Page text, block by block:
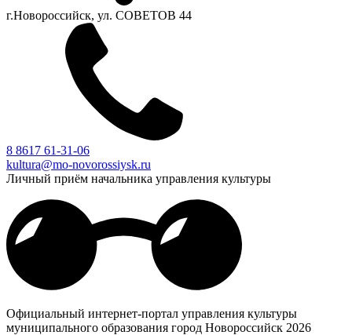
г.Новороссийск, ул. СОВЕТОВ 44
8 8617 61-31-06
kultura@mo-novorossiysk.ru
Личный приём начальника управления культуры
Официальный интернет-портал управления культуры
муниципального образования город Новороссийск 2026